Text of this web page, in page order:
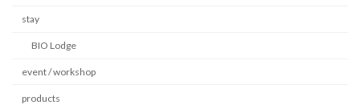
stay
BIO Lodge
event / workshop
products